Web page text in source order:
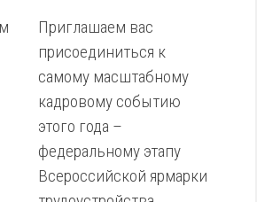
Приглашаем вас
присоединиться к
самому масштабному
кадровому событию
этого года –
федеральному этапу
Всероссийской ярмарки